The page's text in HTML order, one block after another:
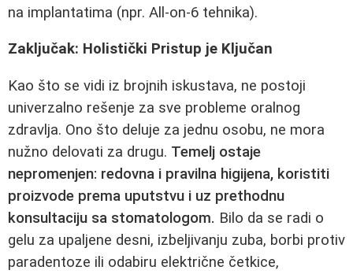
na implantatima (npr. All-on-6 tehnika).
Zaključak: Holistički Pristup je Ključan
Kao što se vidi iz brojnih iskustava, ne postoji
univerzalno rešenje za sve probleme oralnog
zdravlja. Ono što deluje za jednu osobu, ne mora
nužno delovati za drugu. Temelj ostaje
nepromenjen: redovna i pravilna higijena, koristiti
proizvode prema uputstvu i uz prethodnu
konsultaciju sa stomatologom. Bilo da se radi o
gelu za upaljene desni, izbeljivanju zuba, borbi protiv
paradentoze ili odabiru električne četkice,